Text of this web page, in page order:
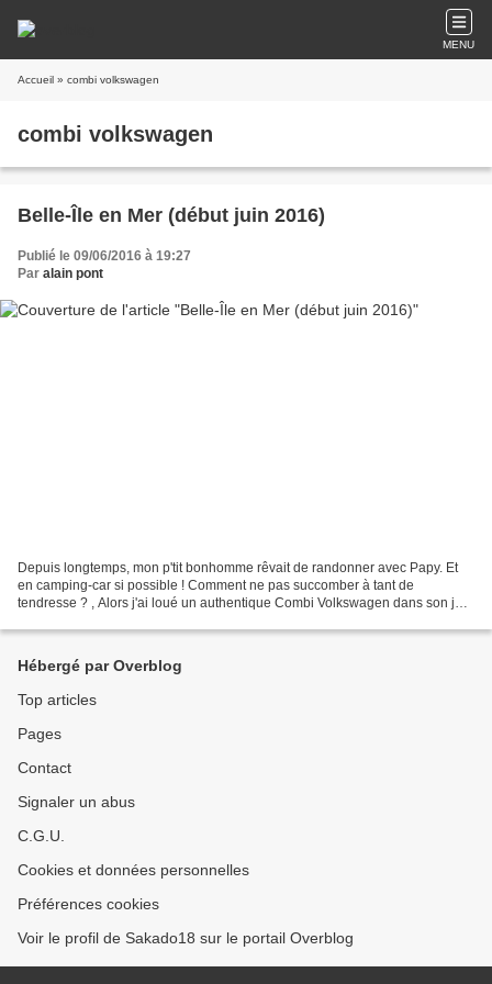
MENU
Accueil » combi volkswagen
combi volkswagen
Belle-Île en Mer (début juin 2016)
Publié le 09/06/2016 à 19:27
Par alain pont
Depuis longtemps, mon p'tit bonhomme rêvait de randonner avec Papy. Et
en camping-car si possible ! Comment ne pas succomber à tant de
tendresse ? , Alors j'ai loué un authentique Combi Volkswagen dans son jus
Hébergé par Overblog
Top articles
Pages
Contact
Signaler un abus
C.G.U.
Cookies et données personnelles
Préférences cookies
Voir le profil de Sakado18 sur le portail Overblog